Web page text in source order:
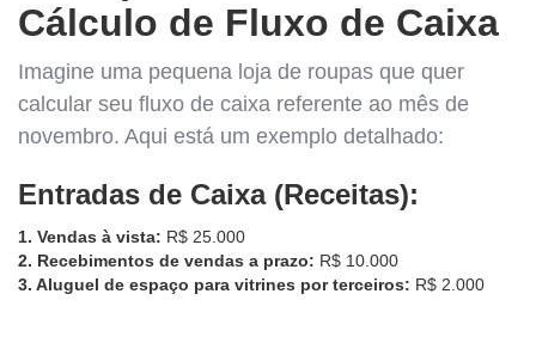
Cálculo de Fluxo de Caixa
Imagine uma pequena loja de roupas que quer
calcular seu fluxo de caixa referente ao mês de
novembro. Aqui está um exemplo detalhado:
Entradas de Caixa (Receitas):
1. Vendas à vista: R$ 25.000
2. Recebimentos de vendas a prazo: R$ 10.000
3. Aluguel de espaço para vitrines por terceiros: R$ 2.000